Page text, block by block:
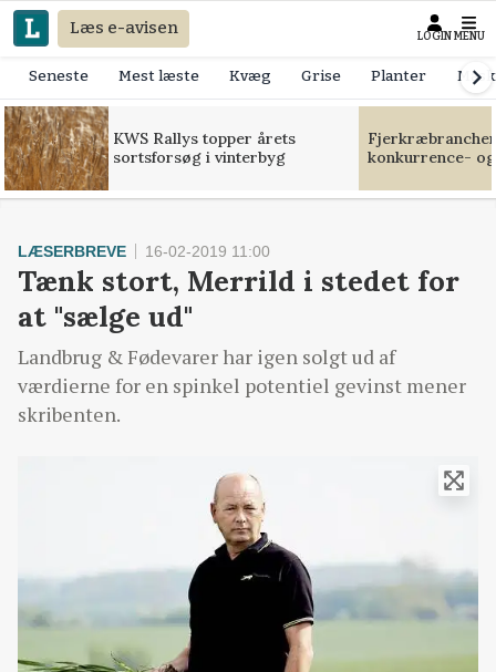
Læs e-avisen LOGIN MENU
Seneste Mest læste Kvæg Grise Planter
KWS Rallys topper årets
sortsforsøg i vinterbyg
konkurrence-
LÆSERBREVE 16-02-2019 11:00
Tænk stort, Merrild i stedet for
at "sælge ud"
Landbrug & Fødevarer har igen solgt ud af
værdierne for en spinkel potentiel gevinst mener
skribenten.